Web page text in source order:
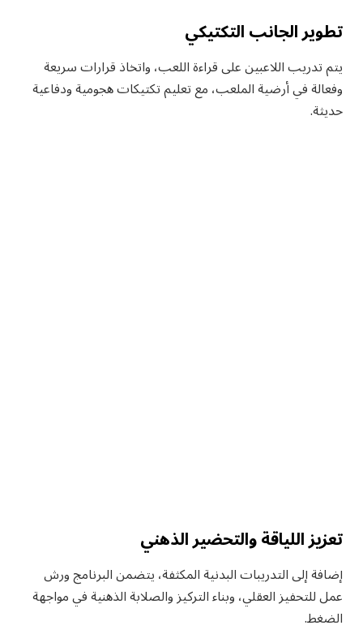
تطوير الجانب التكتيكي
يتم تدريب اللاعبين على قراءة اللعب، واتخاذ قرارات سريعة
وفعالة في أرضية الملعب، مع تعليم تكتيكات هجومية ودفاعية
حديثة.
تعزيز اللياقة والتحضير الذهني
إضافة إلى التدريبات البدنية المكثفة، يتضمن البرنامج ورش
عمل للتحفيز العقلي، وبناء التركيز والصلابة الذهنية في مواجهة
الضغط.